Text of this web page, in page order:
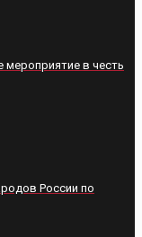
мероприятие в честь
России по